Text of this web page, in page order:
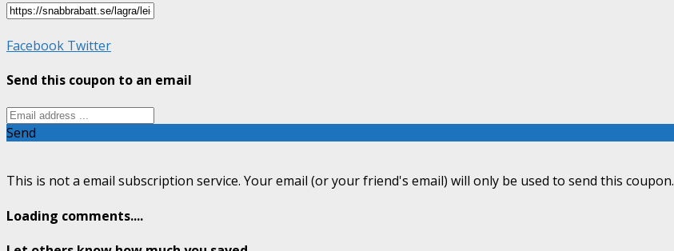
Facebook Twitter
Send this coupon to an email
Send
This is not a email subscription service. Your email (or your friend's email) will only be used to send this coupon.
Loading comments....